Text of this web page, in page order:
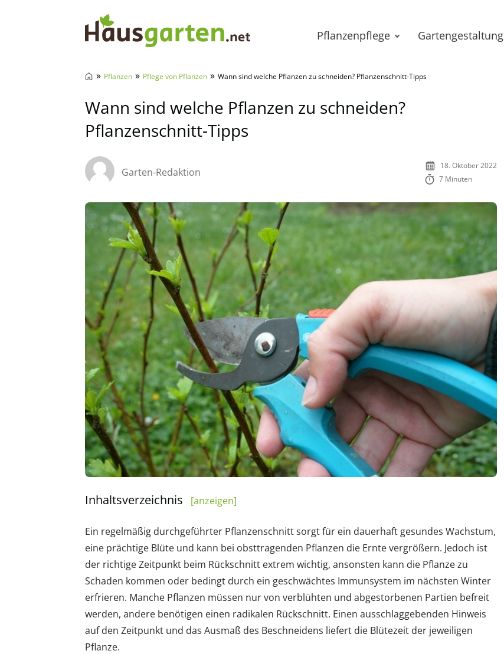
Pflanzenpflege Gartengestaltung
» Pflanzen » Pflege von Pflanzen » Wann sind welche Pflanzen zu schneiden? Pflanzenschnitt-Tipps
Wann sind welche Pflanzen zu schneiden?
Pflanzenschnitt-Tipps
Garten-Redaktion
18. Oktober 2022
7 Minuten
Inhaltsverzeichnis [anzeigen]
Ein regelmäßig durchgeführter Pflanzenschnitt sorgt für ein dauerhaft gesundes Wachstum,
eine prächtige Blüte und kann bei obsttragenden Pflanzen die Ernte vergrößern. Jedoch ist
der richtige Zeitpunkt beim Rückschnitt extrem wichtig, ansonsten kann die Pflanze zu
Schaden kommen oder bedingt durch ein geschwächtes Immunsystem im nächsten Winter
erfrieren. Manche Pflanzen müssen nur von verblühten und abgestorbenen Partien befreit
werden, andere benötigen einen radikalen Rückschnitt. Einen ausschlaggebenden Hinweis
auf den Zeitpunkt und das Ausmaß des Beschneidens liefert die Blütezeit der jeweiligen
Pflanze.